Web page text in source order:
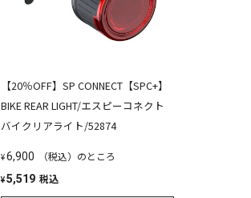
【20％OFF】SP CONNECT【SPC+】
BIKE REAR LIGHT/エスピーコネクト
バイクリアライト/52874
¥6,900 （税込）のところ
¥5,519 税込